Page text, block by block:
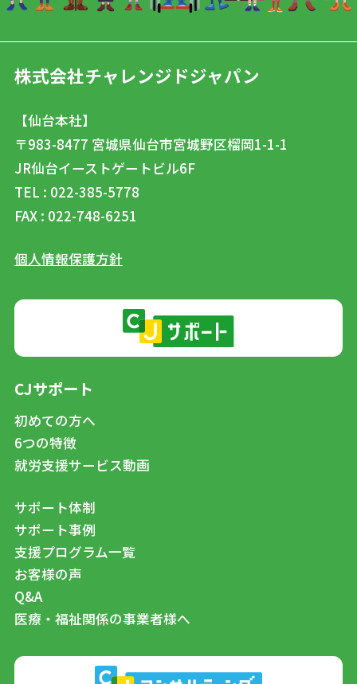
株式会社チャレンジドジャパン
【仙台本社】
〒983-8477 宮城県仙台市宮城野区榴岡1-1-1
JR仙台イーストゲートビル6F
TEL : 022-385-5778
FAX : 022-748-6251
個人情報保護方針
CJサポート
初めての方へ
6つの特徴
就労支援サービス動画
サポート体制
サポート事例
支援プログラム一覧
お客様の声
Q&A
医療・福祉関係の事業者様へ